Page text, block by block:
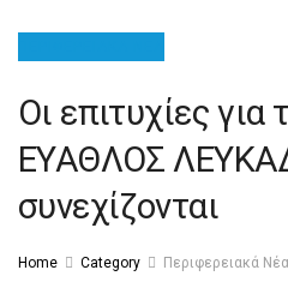
Οι επιτυχίες για
ΕΥΑΘΛΟΣ
συνεχίζονται
Home Category Περιφερειακά Νέα